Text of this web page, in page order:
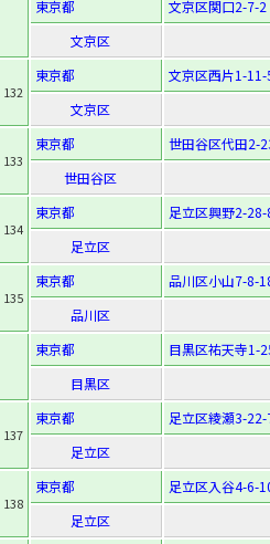
東京都
文京区関口2-7-2
文京区
132
東京都
文京区西片1-11-
文京区
133
東京都
世田谷区代田2-
世田谷区
134
東京都
足立区興野2-28-
足立区
135
東京都
品川区小山7-8-
品川区
東京都
目黒区祐天寺1-
目黒区
137
東京都
足立区綾瀬3-22-
足立区
138
東京都
足立区入谷4-6-
足立区